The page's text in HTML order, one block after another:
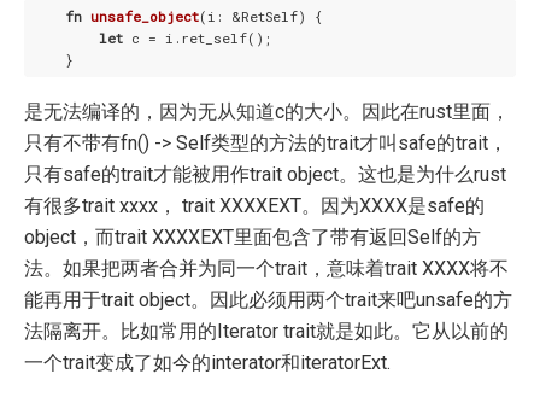
fn unsafe_object(i: &RetSelf) {
let c = i.ret_self();
是无法编译的，因为无从知道c的大小。因此在rust里面，
只有不带有fn() -> Self类型的方法的trait才叫safe的trait，
只有safe的trait才能被用作trait object。这也是为什么rust
有很多trait xxxx， trait XXXXEXT。因为XXXX是safe的
object，而trait XXXXEXT里面包含了带有返回Self的方
法。如果把两者合并为同一个trait，意味着trait XXXX将不
能再用于trait object。因此必须用两个trait来吧unsafe的方
法隔离开。比如常用的Iterator trait就是如此。它从以前的
一个trait变成了如今的interator和iteratorExt.